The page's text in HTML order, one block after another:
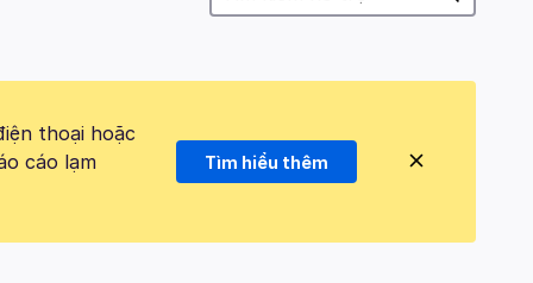
thoại hoặc
cáo lạm
Tìm hiểu thêm